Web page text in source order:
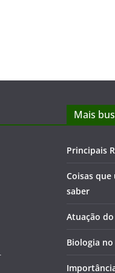
Mais
Principais
Coisas
saber
Atuação
Biologia no